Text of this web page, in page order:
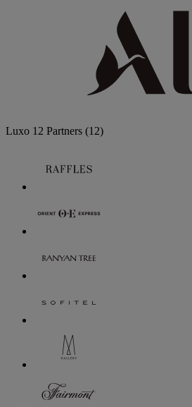
Luxo 12 Partners (12)